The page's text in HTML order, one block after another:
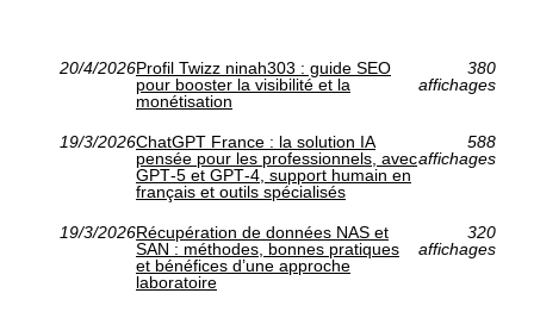
20/4/2026Profil Twizz ninah303 : guide SEO
pour booster la visibilité et la
monétisation
380
affichages
19/3/2026ChatGPT France : la solution IA
pensée pour les professionnels, avec
GPT‑5 et GPT‑4, support humain en
français et outils spécialisés
588
affichages
19/3/2026Récupération de données NAS et
SAN : méthodes, bonnes pratiques
et bénéfices d’une approche
laboratoire
320
affichages